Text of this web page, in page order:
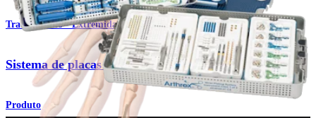
Traumatismo - Extremidades superiores
Sistema de placas de titânio para punho
Produto